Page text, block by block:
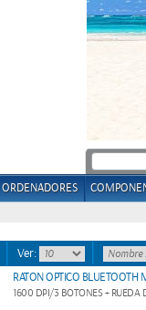
ORDENADORES
Ver:
RATON OPTICO BLUETOOTH
1600 DPI/3 BOTONES + RUEDA